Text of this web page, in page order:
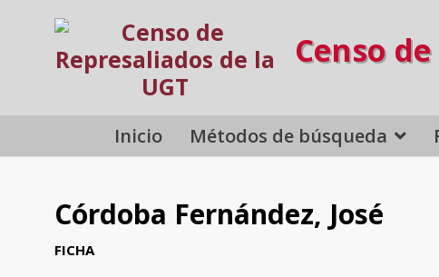
Censo
Inicio Métodos de búsqueda
Córdoba Fernández, José
FICHA